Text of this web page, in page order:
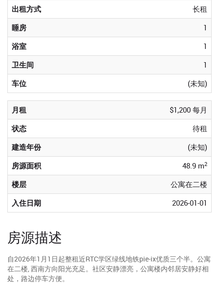
出租方式
长租
睡房
1
浴室
1
卫生间
1
车位
(未知)
月租
$1,200 每月
状态
待租
建造年份
(未知)
房源面积
48.9 m2
楼层
公寓在二楼
入住日期
2026-01-01
房源描述
自2026年1月1日起整租近RTC学区绿线地铁pie-ix优质三个半。公寓
在二楼, 西南方向阳光充足。社区安静漂亮，公寓楼内邻居安静好相
处，路边停车方便。